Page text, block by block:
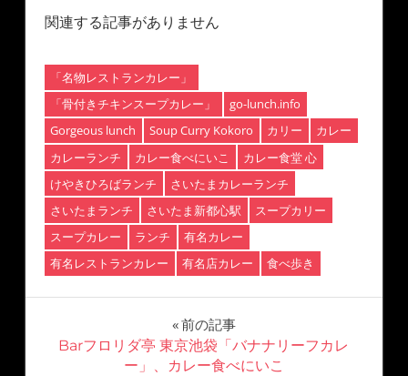
関連する記事がありません
「名物レストランカレー」
「骨付きチキンスープカレー」
go-lunch.info
Gorgeous lunch
Soup Curry Kokoro カリー
カレー
カレーランチ
カレー食べにいこ
カレー食堂 心
けやきひろばランチ
さいたまカレーランチ
さいたまランチ
さいたま新都心駅
スープカリー
スープカレー
ランチ
有名カレー
有名レストランカレー
有名店カレー 食べ歩き
前の記事
Barフロリダ亭 東京池袋「バナナリーフカレ
ー」、カレー食べにいこ